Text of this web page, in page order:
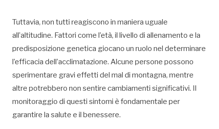
Tuttavia, non tutti reagiscono in maniera uguale
all’altitudine. Fattori come l’età, il livello di allenamento e la
predisposizione genetica giocano un ruolo nel determinare
l’efficacia dell’acclimatazione. Alcune persone possono
sperimentare gravi effetti del mal di montagna, mentre
altre potrebbero non sentire cambiamenti significativi. Il
monitoraggio di questi sintomi è fondamentale per
garantire la salute e il benessere.